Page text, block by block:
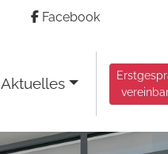
Facebook
Aktuelles